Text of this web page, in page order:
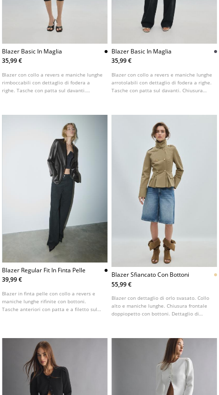
Blazer Basic In Maglia
35,99 €
Blazer con collo a revers e maniche lunghe
rimboccabili con dettaglio di fodera a
righe. Tasche con patta sul davanti.
Blazer Basic In Maglia
35,99 €
Blazer con collo a revers e maniche lunghe
arrotolabili con dettaglio di fodera a righe.
Tasche con patta sul davanti. Chiusura
Blazer Regular Fit In Finta Pelle
39,99 €
Blazer in finta pelle con collo a revers e
maniche lunghe rifinite con bottoni.
Tasche anteriori con patta e a filetto sul
Blazer Sfiancato Con Bottoni
55,99 €
Blazer con dettaglio di orlo svasato. Collo
alto e maniche lunghe. Chiusura frontale
doppiopetto con bottoni. Dettaglio di